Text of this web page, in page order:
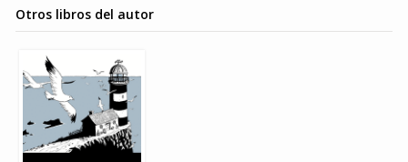
Otros libros del autor